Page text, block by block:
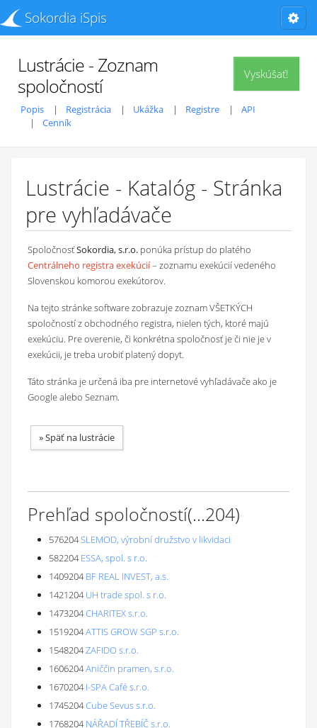
Sokordia iSpis
Vyskúšať!
Lustrácie - Zoznam
spoločností
Popis Registrácia Ukážka Registre
API
Cenník
Lustrácie - Katalóg - Stránka
pre vyhľadávače
SpoločnosťSokordia, s.r.o. ponúka prístup do platého
Centrálneho registra exekúcií– zoznamu exekúcií vedeného
Slovenskou komorou exekútorov.
Na tejto stránke software zobrazuje zoznam VŠETKÝCH
spoločností z obchodného registra, nielen tých, ktoré majú
exekúciu. Pre overenie, či konkrétna spoločnosť je či nie je v
exekúcii, je treba urobiť platený dopyt.
Táto stránka je určená iba pre internetové vyhľadávače ako je
Google alebo Seznam.
»Späť na lustrácie
Prehľad spoločností(...204)
576204SLEMOD, výrobní družstvo v likvidaci
582204 ESSA, spol. s r.o.
1409204 BF REAL INVEST, a.s.
1421204 UH trade spol. s r.o.
1473204CHARITEX s.r.o.
1519204ATTIS GROW SGP s.r.o.
1548204ZAFIDO s.r.o.
1606204Aniččin pramen, s.r.o.
1670204 I-SPA Café s.r.o.
1745204Cube Sevus s.r.o.
1768204 NÁŘADÍ TŘEBÍČ s.r.o.